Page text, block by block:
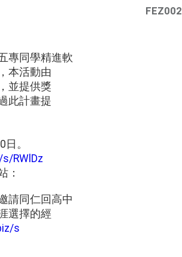
FEZ002
專同學精進軟
本活動由
並提供獎
此計畫提
。
RWlDz
：
請同仁回高中
選擇的經
s